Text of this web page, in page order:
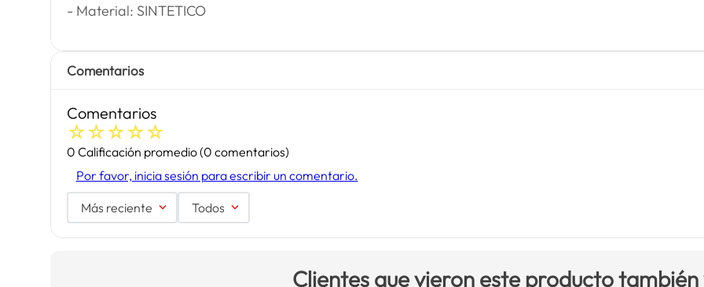
- Material: SINTETICO
Comentarios
Comentarios
☆☆☆☆☆
0 Calificación promedio(0 comentarios)
Por favor, inicia sesión para escribir un comentario.
Más reciente Todos
Clientes que vieron este producto